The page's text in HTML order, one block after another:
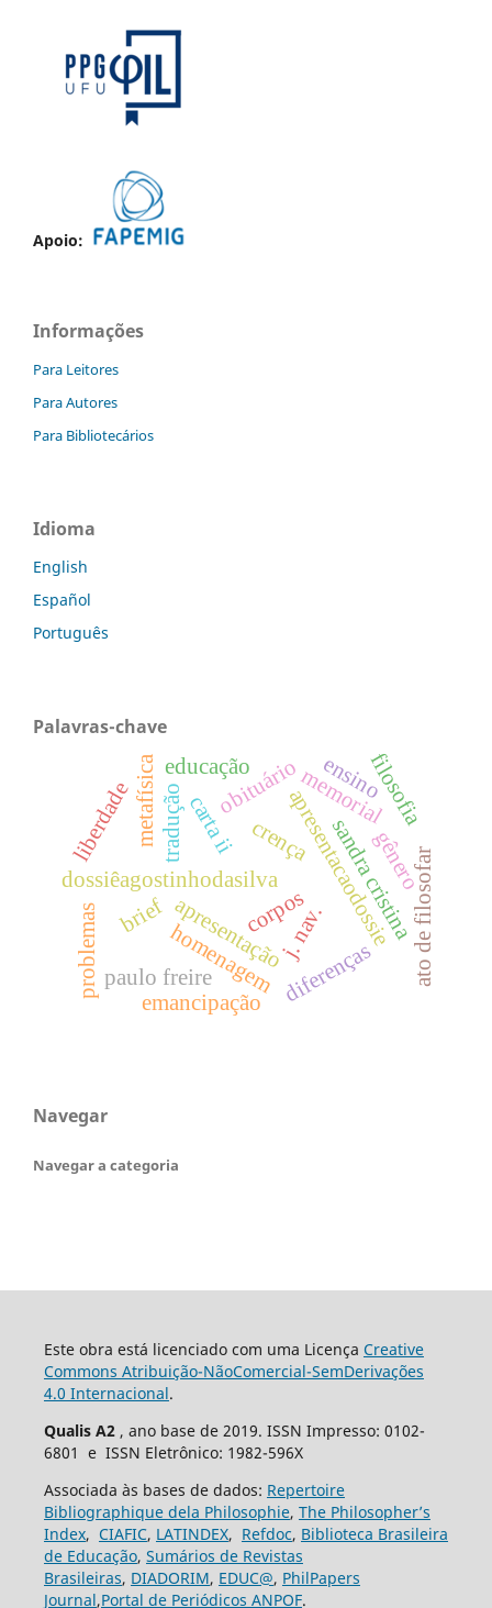
Apoio:
Informações
Para Leitores
Para Autores
Para Bibliotecários
Idioma
English
Español
Português
Palavras-chave
apresentação
dossiêagostinhodasilva apresentacaodossie
tradução
brief j. nav.
carta ii sandra cristina
obituário
homenagem
memorial
diferenças
corpos
filosofia
metafísica
paulo freire ato de filosofar
educação
crença gênero
emancipação
liberdade
ensino
problemas
Navegar
Navegar a categoria
Este obra está licenciado com uma Licença Creative
Commons Atribuição-NãoComercial-SemDerivações
4.0 Internacional.
Qualis A2 , ano base de 2019. ISSN Impresso: 0102-
6801 e ISSN Eletrônico: 1982-596X
Associada às bases de dados: Repertoire
Bibliographique dela Philosophie, The Philosopher’s
Index, CIAFIC, LATINDEX, Refdoc, Biblioteca Brasileira
de Educação, Sumários de Revistas
Brasileiras, DIADORIM, EDUC@, PhilPapers
Journal,Portal de Periódicos ANPOF.